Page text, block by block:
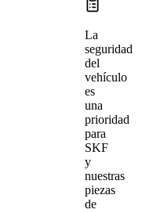
La
seguridad
del
vehículo
es
una
prioridad
para
SKF
y
nuestras
piezas
de